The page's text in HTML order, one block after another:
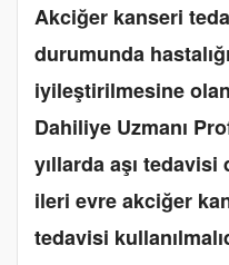
Akciğer kanseri
durumunda
iyileştirilmesine
Dahiliye Uzmanı
yıllarda aşı
ileri evre akciğer
tedavisi